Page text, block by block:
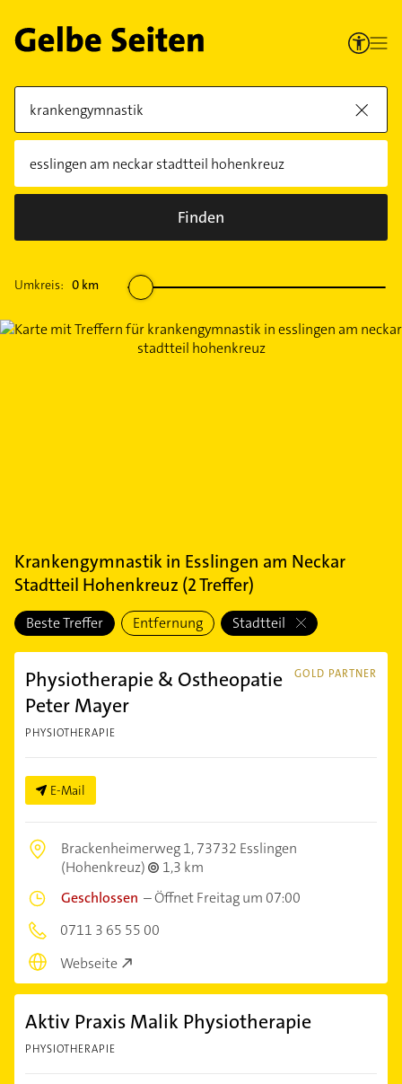
Finden
Umkreis: 0 km
Krankengymnastikin Esslingen am Neckar
Stadtteil Hohenkreuz (2Treffer)
Beste Treffer Entfernung Stadtteil
GOLD PARTNER
Physiotherapie & Ostheopatie
Peter Mayer
PHYSIOTHERAPIE
E-Mail
Brackenheimerweg 1,73732 Esslingen
(Hohenkreuz)
1,3 km
Geschlossen –Öffnet Freitag um 07:00
0711 3 65 55 00
Webseite
Aktiv Praxis Malik Physiotherapie
PHYSIOTHERAPIE